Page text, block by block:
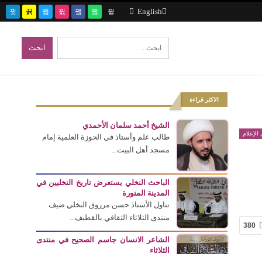
English
380
الاكثر قراءة
الشيخ أحمد سلمان الأحمدي
طالب علم وأستاذ في الحوزة العلمية إمام
مسجد أهل البيت...
الباحث النخلي يستعرض تاريخ النخليين في
المدينة المنورة
تناول الأستاذ حسن مرزوق النخلي ضيف
منتدى الثلاثاء الثقافي بالقطيف...
الشاعر الانسان جاسم الصحيح في منتدى
الثلاثاء